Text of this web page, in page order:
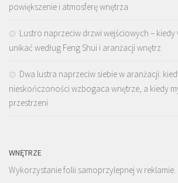
powiększenie i atmosferę wnętrza
Lustro naprzeciw drzwi wejściowych – kiedy
unikać według Feng Shui i aranżacji wnętrz
Dwa lustra naprzeciw siebie w aranżacji:
nieskończoności wzbogaca wnętrze, a kiedy
przestrzeni
WNĘTRZE
Wykorzystanie folii samoprzylepnej w reklamie.